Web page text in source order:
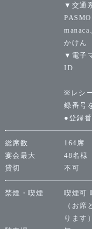
▼交通
かけん
▼電子
ID
※レシ
録番号
●登録
総席数
164席
宴会最大
48名様
貸切
不可
禁煙・喫煙
喫煙可
（お
ります）